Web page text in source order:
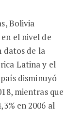
Bolivia
el nivel de
datos de la
Latina y el
disminuyó
mientras que
en 2006 al